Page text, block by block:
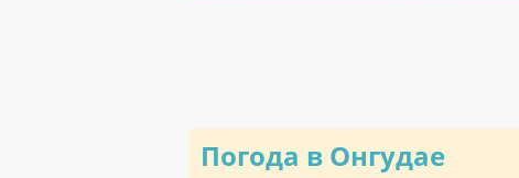
Погода в Онгудае